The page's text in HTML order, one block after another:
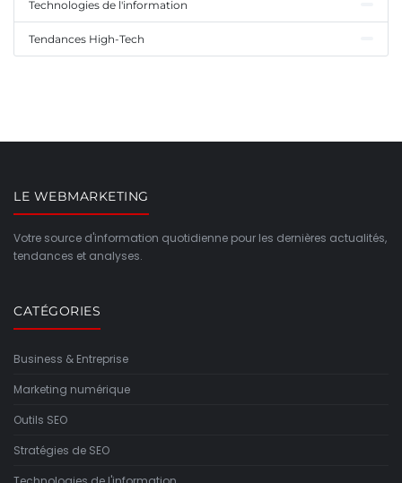
Technologies de l'information
Tendances High-Tech
LE WEBMARKETING
Votre source d'information quotidienne pour les dernières actualités,
tendances et analyses.
CATÉGORIES
Business & Entreprise
Marketing numérique
Outils SEO
Stratégies de SEO